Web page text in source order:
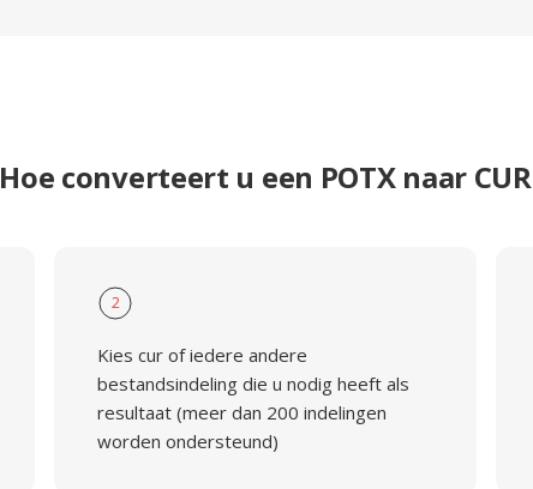
Hoe converteert u een POTX naar CUR
2
Kies cur of iedere andere
bestandsindeling die u nodig heeft als
resultaat (meer dan 200 indelingen
worden ondersteund)